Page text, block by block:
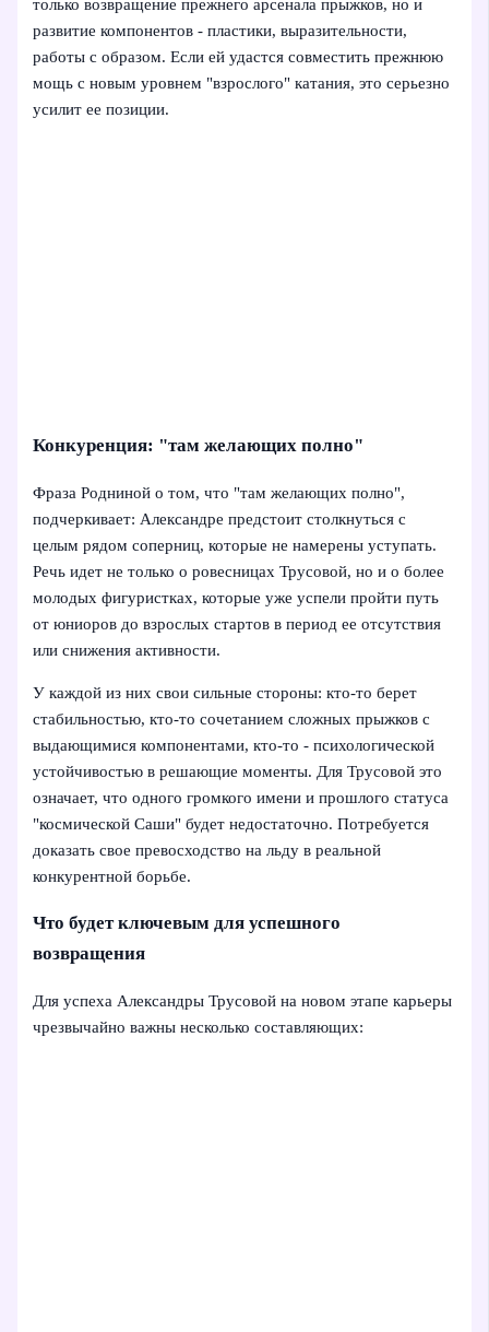
только возвращение прежнего арсенала прыжков, но и
развитие компонентов - пластики, выразительности,
работы с образом. Если ей удастся совместить прежнюю
мощь с новым уровнем "взрослого" катания, это серьезно
усилит ее позиции.
Конкуренция: "там желающих полно"
Фраза Родниной о том, что "там желающих полно",
подчеркивает: Александре предстоит столкнуться с
целым рядом соперниц, которые не намерены уступать.
Речь идет не только о ровесницах Трусовой, но и о более
молодых фигуристках, которые уже успели пройти путь
от юниоров до взрослых стартов в период ее отсутствия
или снижения активности.
У каждой из них свои сильные стороны: кто‑то берет
стабильностью, кто‑то сочетанием сложных прыжков с
выдающимися компонентами, кто‑то - психологической
устойчивостью в решающие моменты. Для Трусовой это
означает, что одного громкого имени и прошлого статуса
"космической Саши" будет недостаточно. Потребуется
доказать свое превосходство на льду в реальной
конкурентной борьбе.
Что будет ключевым для успешного
возвращения
Для успеха Александры Трусовой на новом этапе карьеры
чрезвычайно важны несколько составляющих: